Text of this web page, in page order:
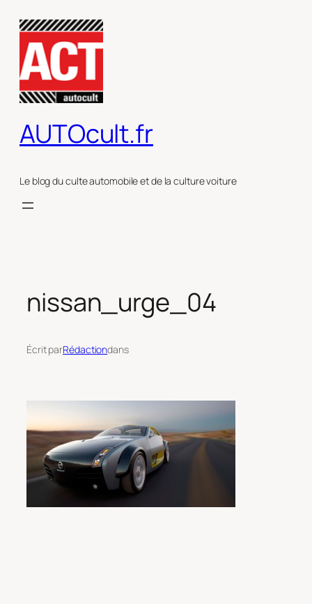
contenu
AUTOcult.fr
Le blog du culte automobile et de la culture voiture
nissan_urge_04
Écrit parRédactiondans